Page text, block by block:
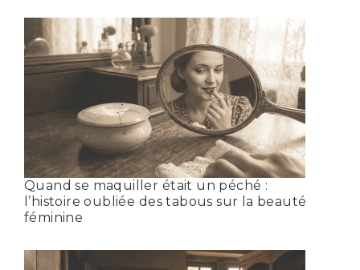
Quand se maquiller était un péché :
l’histoire oubliée des tabous sur la beauté
féminine